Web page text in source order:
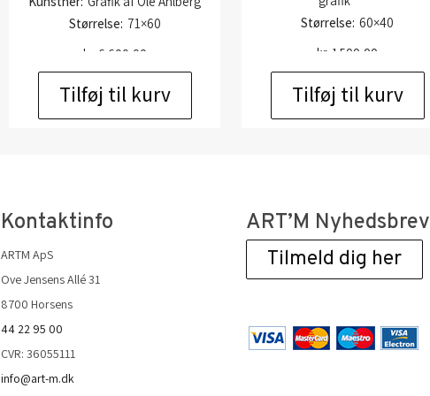
Størrelse: 71×60
kr. 6.600,00
Tilføj til kurv
Størrelse: 60×40
kr. 1.500,00
Tilføj til kurv
Kontaktinfo
ARTM ApS
Ove Jensens Allé 31
8700 Horsens
44 22 95 00
CVR: 36055111
info@art-m.dk
ART’M Nyhedsbrev
Tilmeld dig her